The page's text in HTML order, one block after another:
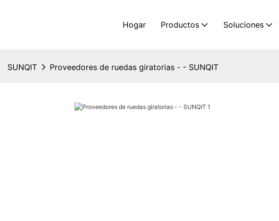
Hogar Productos Soluciones
SUNQIT Proveedores de ruedas giratorias - - SUNQIT